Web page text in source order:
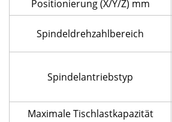
Positionierung (X/Y/Z) mm
Spindeldrehzahlbereich
Spindelantriebstyp
Maximale Tischlastkapazität